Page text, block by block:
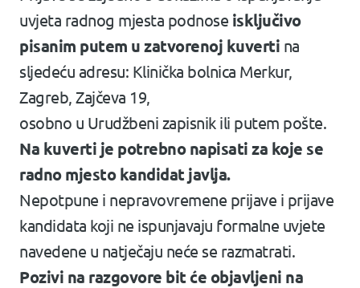
uvjeta radnog mjesta podnose isključivo
pisanim putem u zatvorenoj kuverti na
sljedeću adresu: Klinička bolnica Merkur,
Zagreb, Zajčeva 19,
osobno u Urudžbeni zapisnik ili putem pošte.
Na kuverti je potrebno napisati za koje se
radno mjesto kandidat javlja.
Nepotpune i nepravovremene prijave i prijave
kandidata koji ne ispunjavaju formalne uvjete
navedene u natječaju neće se razmatrati.
Pozivi na razgovore bit će objavljeni na